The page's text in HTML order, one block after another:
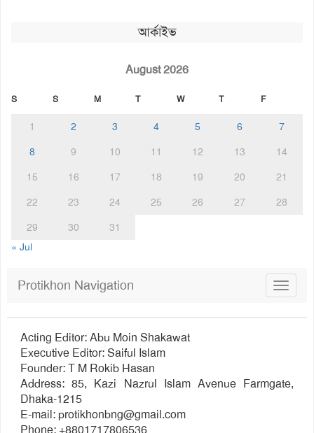
আর্কাইভ
August 2026
S S M T W T F
1 2 3 4 5 6
7
8
9 10 11 12 13
14
15
16 17 18 19 20
21
22
23 24 25 26 27
28
29
30
31
« Jul
Toggle
Protikhon Navigation
Acting Editor: Abu Moin Shakawat
Executive Editor: Saiful Islam
Founder: T M Rokib Hasan
Address: 85, Kazi Nazrul Islam Avenue Farmgate,
Dhaka-1215
E-mail:protikhonbng@gmail.com
Phone: +8801717806536